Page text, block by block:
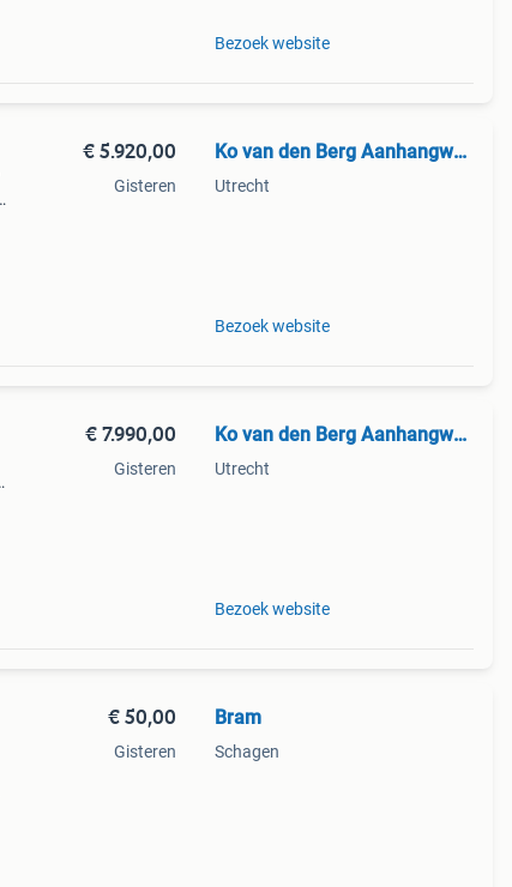
Bezoek website
€ 5.920,00
Gisteren
Ko van den Berg Aanhangwagens
Utrecht
Bezoek website
€ 7.990,00
Gisteren
Ko van den Berg Aanhangwagens
Utrecht
Bezoek website
€ 50,00
Gisteren
Bram
Schagen